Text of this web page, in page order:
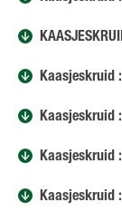
Kaasjeskruid
Kaasjeskruid
Kaasjeskruid
Kaasjeskruid